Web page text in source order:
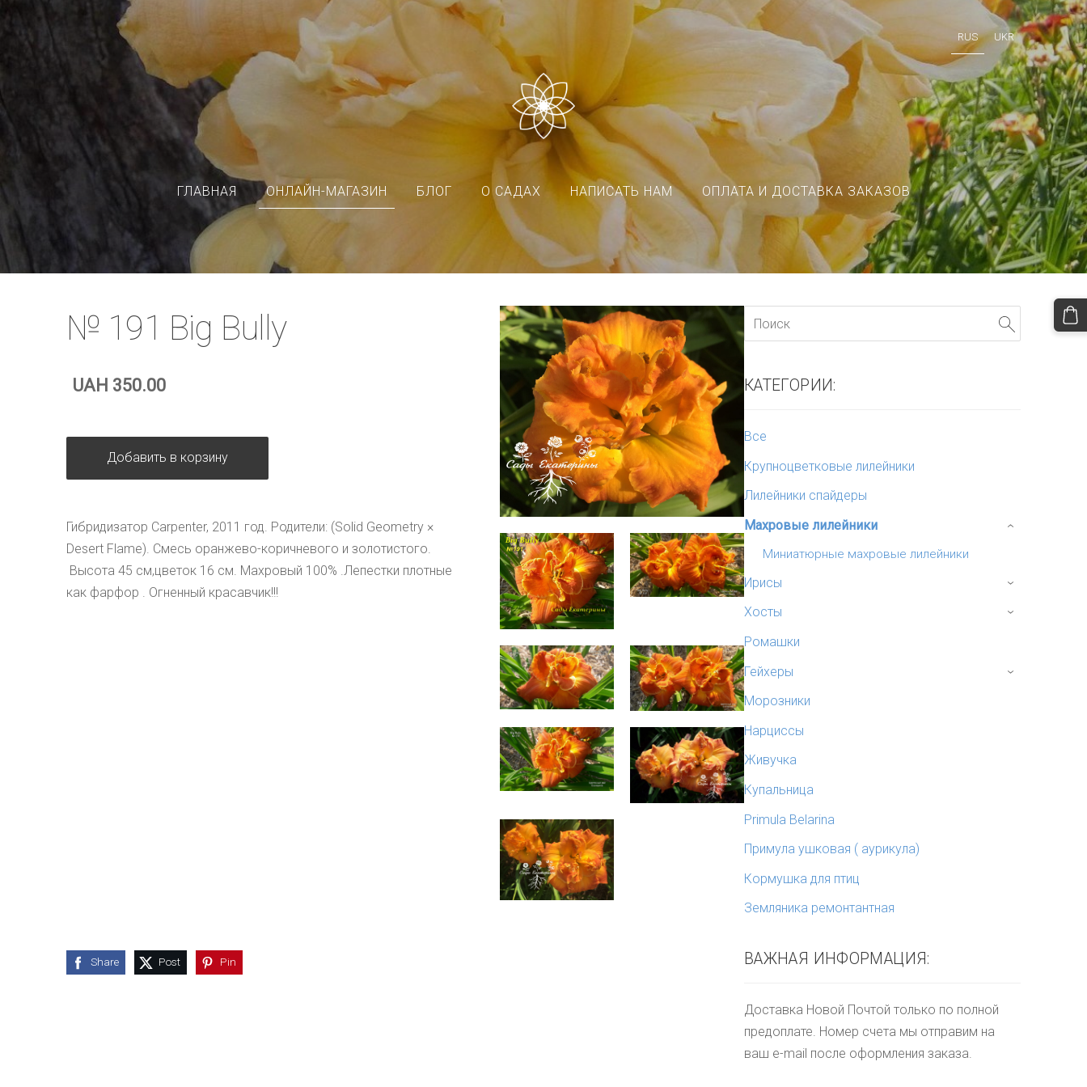
RUS UKR
ГЛАВНАЯ ОНЛАЙН-МАГАЗИН БЛОГ О САДАХ НАПИСАТЬ НАМ ОПЛАТА И ДОСТАВКА ЗАКАЗОВ
КАТЕГОРИИ:
Все
Крупноцветковые лилейники
Лилейники спайдеры
Махровые лилейники
Миниатюрные махровые лилейники
›
Ирисы ›
Хосты ›
Ромашки
Гейхеры
›
Морозники
Нарциссы
Живучка
Купальница
Primula Belarina
Примула ушковая ( аурикула)
Кормушка для птиц
Земляника ремонтантная
ВАЖНАЯ ИНФОРМАЦИЯ:
Доставка Новой Почтой только по полной
предоплате. Номер счета мы отправим на
ваш e-mail после оформления заказа.
№ 191 Big Bully
UAH 350.00
Добавить в корзину
Гибридизатор Carpenter, 2011 год. Родители: (Solid Geometry ×
Desert Flame). Смесь оранжево-коричневого и золотистого.
Высота 45 см,цветок 16 см. Махровый 100% .Лепестки плотные
как фарфор . Огненный красавчик!!!
Share Post Pin